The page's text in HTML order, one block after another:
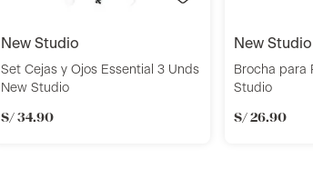
new studio
Set Cejas y Ojos Essential 3 Unds
New Studio
S/ 34.90
new studio
Brocha para
Studio
S/ 26.90